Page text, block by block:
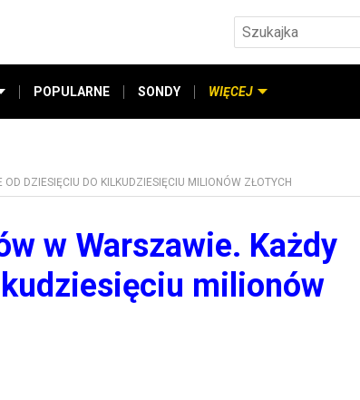
POPULARNE SONDY WIĘCEJ
DZIESIĘCIU DO KILKUDZIESIĘCIU MILIONÓW ZŁOTYCH
w Warszawie. Każdy
milionów